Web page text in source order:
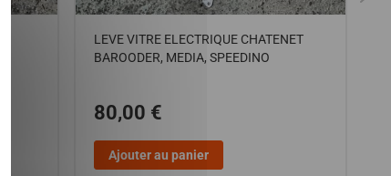
LEVE VITRE ELECTRIQUE CHATENET
BAROODER, MEDIA, SPEEDINO
80,00 €
Ajouter au panier